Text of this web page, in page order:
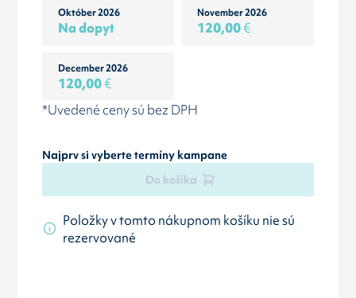
Október 2026
Na dopyt
November 2026
120,00€
December 2026
120,00€
*Uvedené ceny sú bez DPH
Najprv si vyberte termíny kampane
Do košíka
Položky v tomto nákupnom košíku nie sú
rezervované